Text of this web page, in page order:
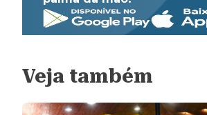
Veja também